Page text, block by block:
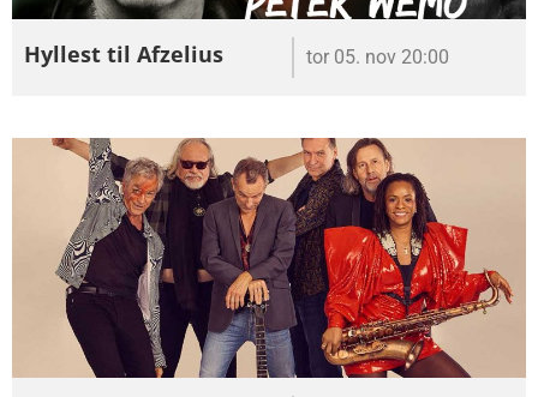
Hyllest til Afzelius tor 05. nov 20:00